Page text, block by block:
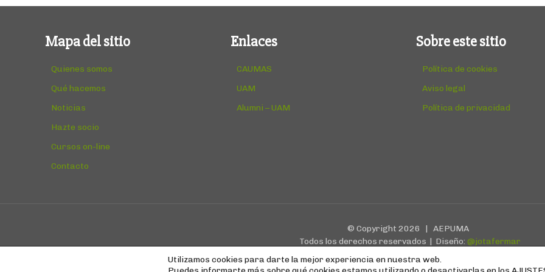
Mapa del sitio
Quienes somos
Qué hacemos
Noticias
Hazte socio
Cursos on-line
Contacto
Enlaces
CAUMAS
UAM
Alumni – UAM
Sobre este sitio
Política de cookies
Aviso legal
Política de privacidad
© Copyright 2026 | AEPUMA
Todos los derechos reservados | Diseño: @jotafermar
Utilizamos cookies para darte la mejor experiencia en nuestra web.